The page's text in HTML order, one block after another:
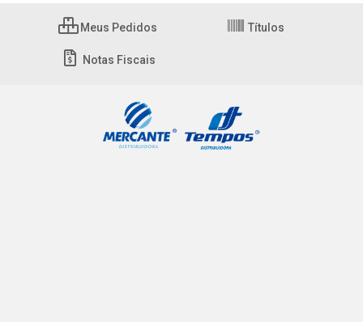
Meus Pedidos Títulos
Notas Fiscais